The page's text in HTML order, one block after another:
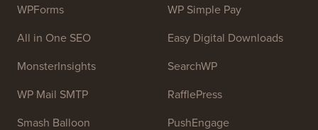
WPForms
All in One SEO
MonsterInsights
WP Mail SMTP
Smash Balloon
WP Simple Pay
Easy Digital Downloads
SearchWP
RafflePress
PushEngage